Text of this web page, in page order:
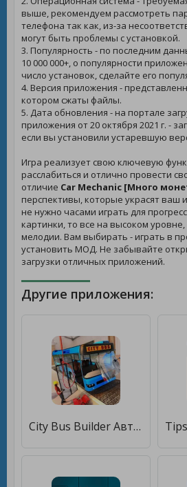
выше, рекомендуем рассмотреть
телефона так как, из-за
могут быть проблемы с установкой.
3. Популярность - по последним
10 000 000+, о популярности
число установок, сделайте его
4. Версия приложения -
котором сжаты файлы.
5. Дата обновления - на портале
приложения от 20 октября 2021 г. -
если вы установили устаревшую
Игра реализует свою ключевую
расслабиться и отлично провести
отличие Car Mechanic [Много
перспективы, которые украсят ваш
не нужно часами играть для
картинки, то все на высоком
мелодии. Вам выбирать - играть в
установить МОД. Не забывайте
загрузки отличных приложений.
Другие приложения:
City Bus Builder Автосервис 3D Bus Mechanic Games [Unlocked]